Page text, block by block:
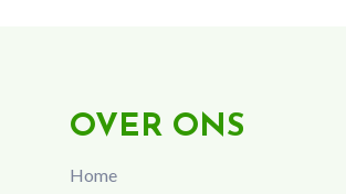
OVER ONS
Home